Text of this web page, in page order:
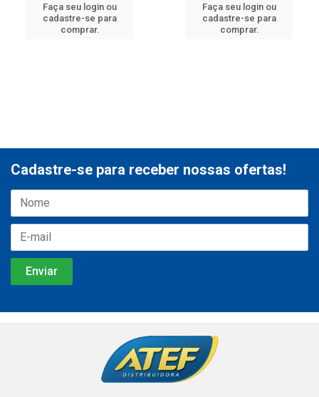
Faça seu login ou
cadastre-se para
comprar.
Faça seu login ou
cadastre-se para
comprar.
Cadastre-se para receber nossas ofertas!